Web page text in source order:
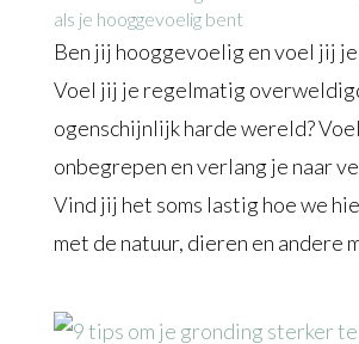
als je hooggevoelig bent
Ben jij hooggevoelig en voel jij je
Voel jij je regelmatig
ogenschijnlijk harde wereld?
onbegrepen en verlang je naar
Vind jij het soms lastig hoe we
met de natuur, dieren en andere